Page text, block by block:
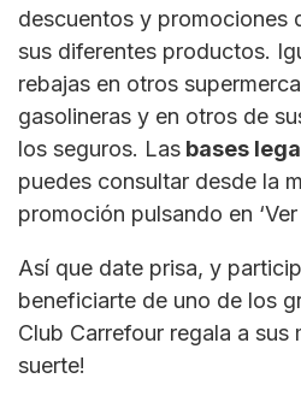
descuentos y promociones
sus diferentes productos.
rebajas en otros
gasolineras y en otros de
los seguros. Las bases
puedes consultar desde la
promoción pulsando en ‘Ver
Así que date prisa, y
beneficiarte de uno de los
Club Carrefour regala a sus
suerte!